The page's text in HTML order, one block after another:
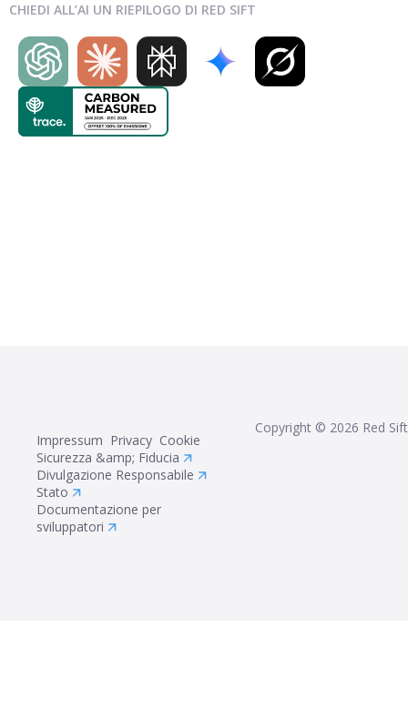
CHIEDI ALL’AI UN RIEPILOGO DI RED SIFT
Impressum Privacy Cookie
Sicurezza &amp; Fiducia
Divulgazione Responsabile
Stato
Documentazione per
sviluppatori
Copyright © 2026 Red Sift